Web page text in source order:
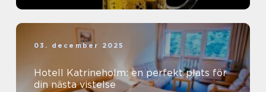
03. december 2025
Hotell Katrineholm: en perfekt plats för
din nästa vistelse